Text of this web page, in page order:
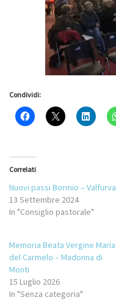
Condividi:
Correlati
Nuovi passi Bormio – Valfurva
13 Settembre 2024
In "Consiglio pastorale"
Memoria Beata Vergine Maria
del Carmelo – Madonna di
Monti
15 Luglio 2026
In "Senza categoria"